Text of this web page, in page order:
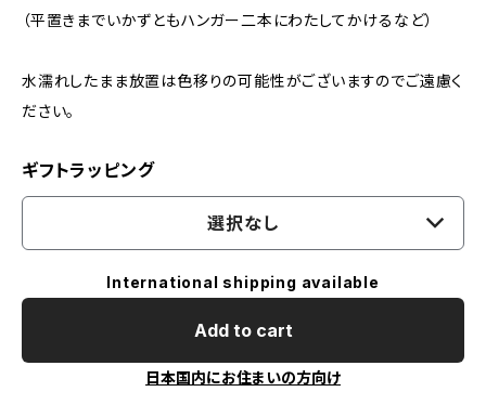
（平置きまでいかずともハンガー二本にわたしてかけるなど）
水濡れしたまま放置は色移りの可能性がございますのでご遠慮く
ださい。
ギフトラッピング
選択なし
International shipping available
Add to cart
日本国内にお住まいの方向け